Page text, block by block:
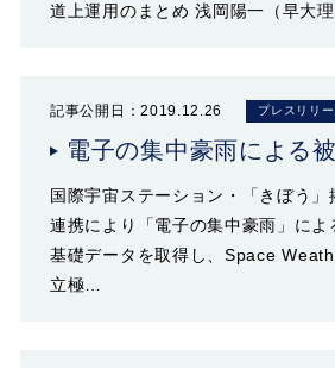
道上運用のまとめ 浅岡陽一（早大
記事公開日：2019.12.26 プレスリリー
電子の集中豪雨による
国際宇宙ステーション・「きぼう
連携により「電子の集中豪雨」に
基礎データを取得し、Space
立極…